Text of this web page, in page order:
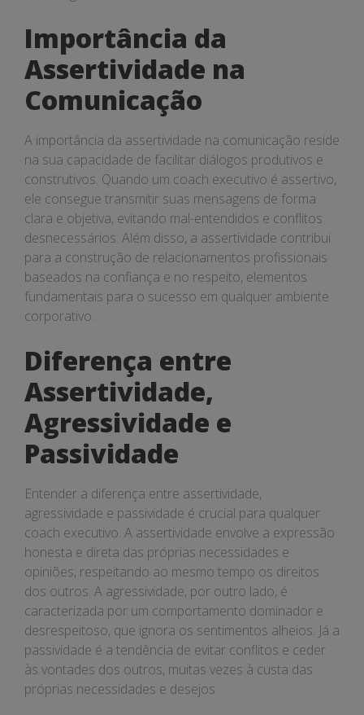
Importância da
Assertividade na
Comunicação
A importância da assertividade na comunicação reside
na sua capacidade de facilitar diálogos produtivos e
construtivos. Quando um coach executivo é assertivo,
ele consegue transmitir suas mensagens de forma
clara e objetiva, evitando mal-entendidos e conflitos
desnecessários. Além disso, a assertividade contribui
para a construção de relacionamentos profissionais
baseados na confiança e no respeito, elementos
fundamentais para o sucesso em qualquer ambiente
corporativo.
Diferença entre
Assertividade,
Agressividade e
Passividade
Entender a diferença entre assertividade,
agressividade e passividade é crucial para qualquer
coach executivo. A assertividade envolve a expressão
honesta e direta das próprias necessidades e
opiniões, respeitando ao mesmo tempo os direitos
dos outros. A agressividade, por outro lado, é
caracterizada por um comportamento dominador e
desrespeitoso, que ignora os sentimentos alheios. Já a
passividade é a tendência de evitar conflitos e ceder
às vontades dos outros, muitas vezes à custa das
próprias necessidades e desejos.